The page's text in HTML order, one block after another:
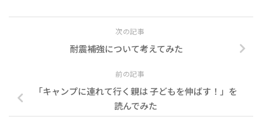
次の記事
耐震補強について考えてみた
前の記事
「キャンプに連れて行く親は 子どもを伸ばす！」を
読んでみた